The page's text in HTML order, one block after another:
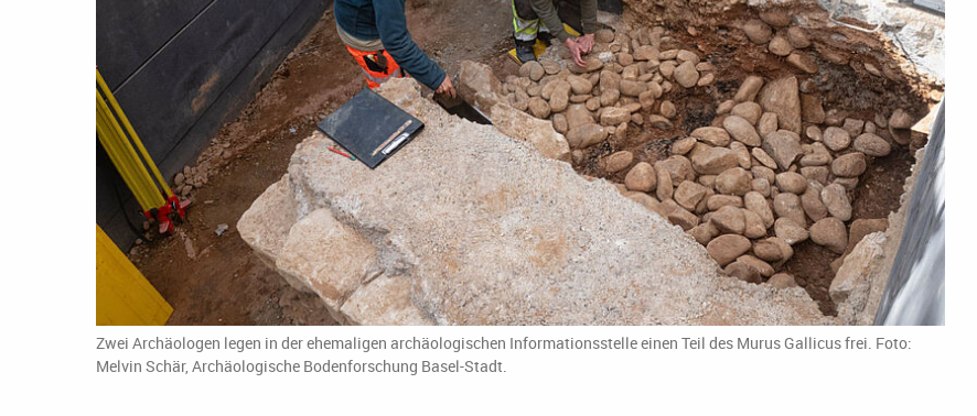
Zwei Archäologen legen in der ehemaligen archäologischen Informationsstelle einen Teil des Murus Gallicus frei. Foto:
Melvin Schär, Archäologische Bodenforschung Basel-Stadt.